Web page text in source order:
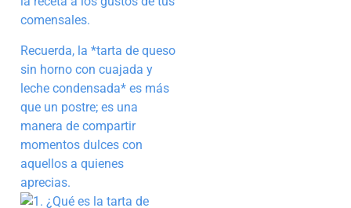
comensales.
Recuerda, la *tarta de queso
sin horno con cuajada y
leche condensada* es más
que un postre; es una
manera de compartir
momentos dulces con
aquellos a quienes
aprecias.